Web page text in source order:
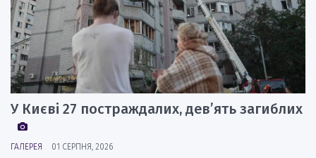
У Києві 27 постраждалих, дев’ять загиблих
ГАЛЕРЕЯ 01 СЕРПНЯ, 2026